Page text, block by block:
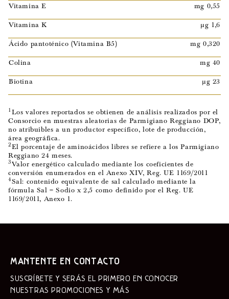
Vitamina E
mg 0,55
Vitamina K
µg 1,6
Ácido pantoténico (Vitamina B5)
mg 0,320
Colina
mg 40
Biotina
µg 23
1 Los valores reportados se obtienen de análisis realizados por el
Consorcio en muestras aleatorias de Parmigiano Reggiano DOP,
no atribuibles a un productor específico, lote de producción,
área geográfica.
2El porcentaje de aminoácidos libres se refiere a los Parmigiano
Reggiano 24 meses.
3Valor energético calculado mediante los coeficientes de
conversión enumerados en el Anexo XIV, Reg. UE 1169/2011
4Sal: contenido equivalente de sal calculado mediante la
fórmula Sal = Sodio x 2,5 como definido por el Reg. UE
1169/2011, Anexo 1.
MANTENTE EN CONTACTO
SUSCRÍBETE Y SERÁS EL PRIMERO EN CONOCER
NUESTRAS PROMOCIONES Y MÁS